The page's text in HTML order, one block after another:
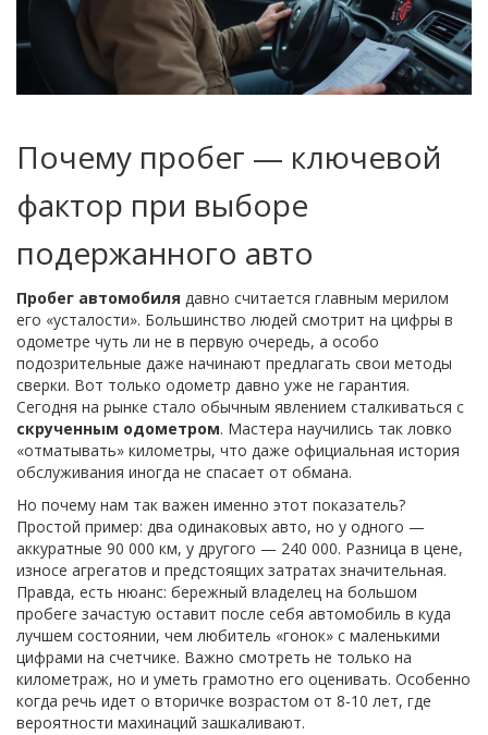
Почему пробег — ключевой
фактор при выборе
подержанного авто
Пробег автомобиля давно считается главным мерилом
его «усталости». Большинство людей смотрит на цифры в
одометре чуть ли не в первую очередь, а особо
подозрительные даже начинают предлагать свои методы
сверки. Вот только одометр давно уже не гарантия.
Сегодня на рынке стало обычным явлением сталкиваться с
скрученным одометром. Мастера научились так ловко
«отматывать» километры, что даже официальная история
обслуживания иногда не спасает от обмана.
Но почему нам так важен именно этот показатель?
Простой пример: два одинаковых авто, но у одного —
аккуратные 90 000 км, у другого — 240 000. Разница в цене,
износе агрегатов и предстоящих затратах значительная.
Правда, есть нюанс: бережный владелец на большом
пробеге зачастую оставит после себя автомобиль в куда
лучшем состоянии, чем любитель «гонок» с маленькими
цифрами на счетчике. Важно смотреть не только на
километраж, но и уметь грамотно его оценивать. Особенно
когда речь идет о вторичке возрастом от 8-10 лет, где
вероятности махинаций зашкаливают.